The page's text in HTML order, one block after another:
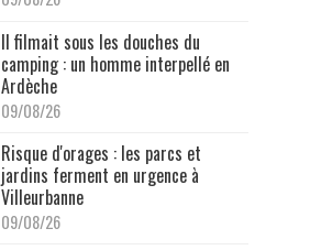
Il filmait sous les douches du
camping : un homme interpellé en
Ardèche
09/08/26
Risque d'orages : les parcs et
jardins ferment en urgence à
Villeurbanne
09/08/26